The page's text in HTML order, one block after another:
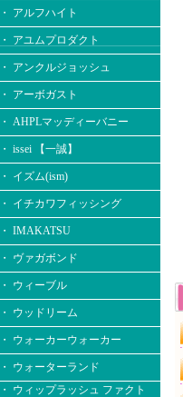
・ アルフハイト
・ アユムプロダクト
・ アンクルジョッシュ
・ アーボガスト
・ AHPLマッディーバニー
・ issei 【一誠】
・ イズム(ism)
・ イチカワフィッシング
・ IMAKATSU
・ ヴァガボンド
・ ウィーブル
・ ウッドリーム
・ ウォーカーウォーカー
・ ウォーターランド
・ ウィップラッシュ ファクト